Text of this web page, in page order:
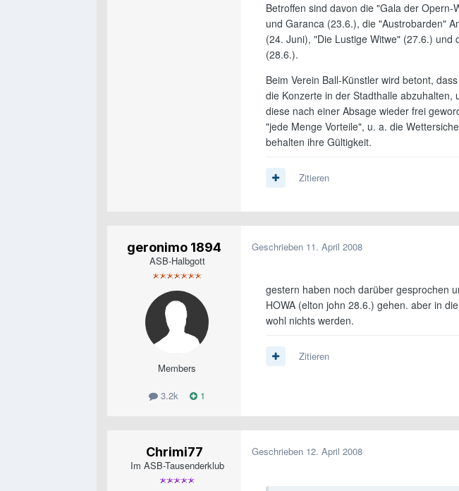
Betroffen sind davon die "Gala der
und Garanca (23.6.), die "Austrobarden"
(24. Juni), "Die Lustige Witwe" (27.6.) und
(28.6.).
Beim Verein Ball-Künstler wird betont,
die Konzerte in der Stadthalle abzuhalten,
diese nach einer Absage wieder frei
"jede Menge Vorteile", u. a. die
behalten ihre Gültigkeit.
Zitieren
geronimo 1894
ASB-Halbgott
Members
3.2k 1
Geschrieben 11. April 2008
gestern haben noch darüber gesprochen
HOWA (elton john 28.6.) gehen. aber in
wohl nichts werden.
Zitieren
Chrimi77
Im ASB-Tausenderklub
Geschrieben 12. April 2008